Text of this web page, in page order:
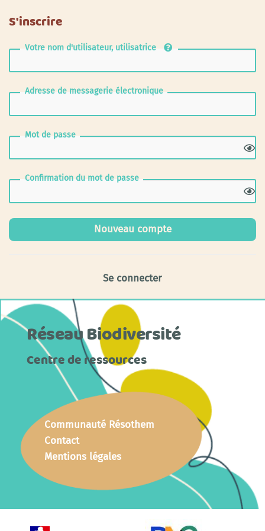
S'inscrire
Votre nom d'utilisateur, utilisatrice
Adresse de messagerie électronique
Mot de passe
Confirmation du mot de passe
Se connecter
Réseau Biodiversité
Centre de ressources
Communauté Résothem
Contact
Mentions légales